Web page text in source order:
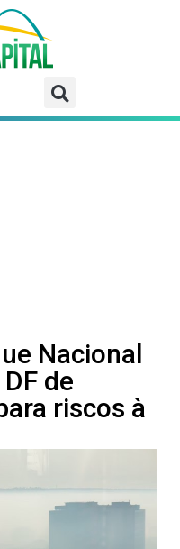
Nacional
de
riscos à